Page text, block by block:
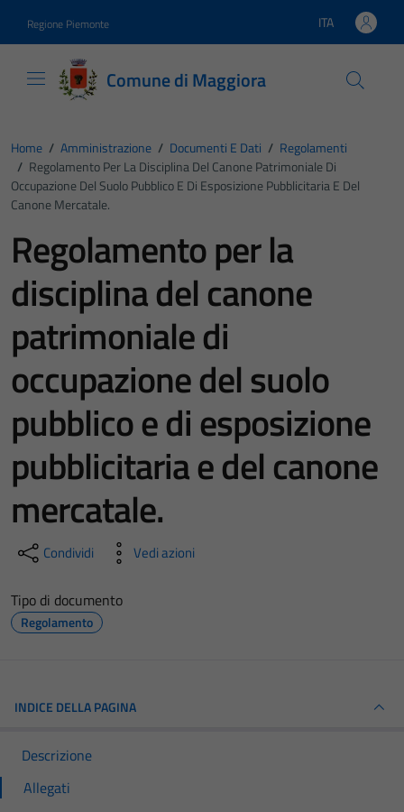
Regione Piemonte Lingua attiva:
ITA
Comune di Maggiora
Home / Amministrazione / Documenti E Dati / Regolamenti
/ Regolamento Per La Disciplina Del Canone Patrimoniale Di
Occupazione Del Suolo Pubblico E Di Esposizione Pubblicitaria E Del
Canone Mercatale.
Regolamento per la
disciplina del canone
patrimoniale di
occupazione del suolo
pubblico e di esposizione
pubblicitaria e del canone
mercatale.
Condividi Vedi azioni
Tipo di documento
Regolamento
INDICE DELLA PAGINA
Descrizione
Allegati